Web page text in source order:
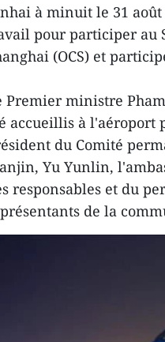
à minuit le 31
pour participer au
(OCS) et
Premier ministre
accueillis à l'aéroport
du Comité
Yu Yunlin,
responsables et du
de la